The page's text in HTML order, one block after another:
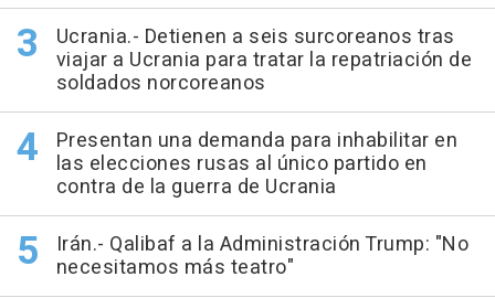
Ucrania.- Detienen a seis surcoreanos tras
viajar a Ucrania para tratar la repatriación de
soldados norcoreanos
Presentan una demanda para inhabilitar en
las elecciones rusas al único partido en
contra de la guerra de Ucrania
Irán.- Qalibaf a la Administración Trump: "No
necesitamos más teatro"